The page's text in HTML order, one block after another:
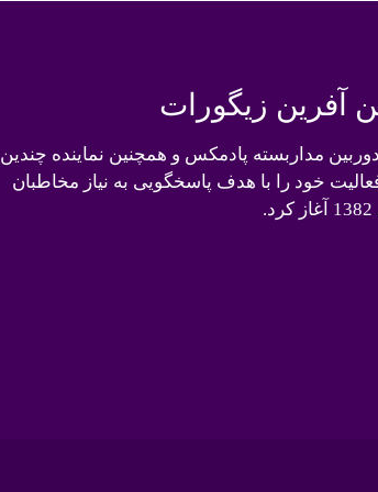
آفرین زیگورات
مداربسته پادمکس و همچنین نماینده چندین
خود را با هدف پاسخگویی به نیاز مخاطبان